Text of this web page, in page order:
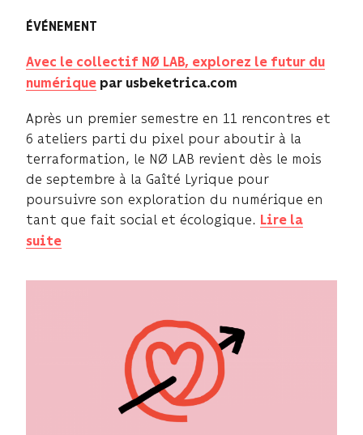
ÉVÉNEMENT
Avec le collectif NØ LAB, explorez le futur du
numérique par usbeketrica.com
Après un premier semestre en 11 rencontres et
6 ateliers parti du pixel pour aboutir à la
terraformation, le NØ LAB revient dès le mois
de septembre à la Gaîté Lyrique pour
poursuivre son exploration du numérique en
tant que fait social et écologique. Lire la
suite